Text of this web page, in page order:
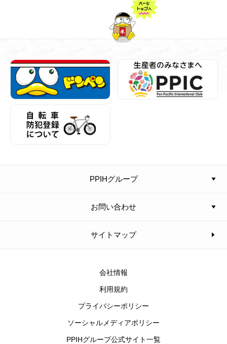
PPIHグループ
お問い合わせ
サイトマップ
会社情報
利用規約
プライバシーポリシー
ソーシャルメディアポリシー
PPIHグループ公式サイト一覧